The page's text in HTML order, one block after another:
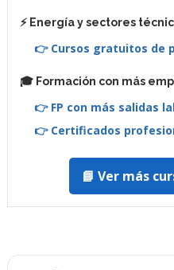
⚡ Energía y sectores
👉 Cursos gratuitos de
🎓 Formación con más
👉 FP con más salidas
👉 Certificados
📘 Ver más